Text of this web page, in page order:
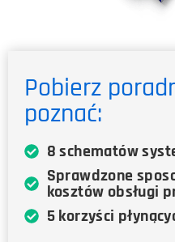
Pobierz
poznać:
8 schematów
Sprawdzone
kosztów obsługi
5 korzyści